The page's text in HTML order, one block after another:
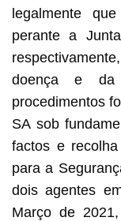
legalmente
perante a
doença e da
procedimentos
SA sob
factos e
para a
dois agentes
Março de 2021,